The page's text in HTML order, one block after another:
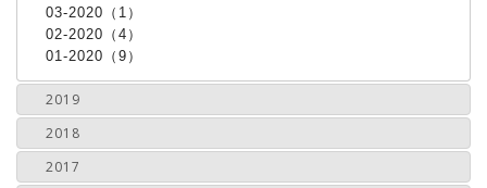
03-2020（1）
02-2020（4）
01-2020（9）
2019
2018
2017